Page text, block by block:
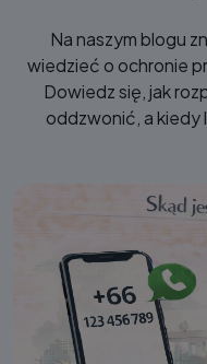
Na naszym blogu
wiedzieć o ochronie
Dowiedz się, jak
oddzwonić, a kiedy